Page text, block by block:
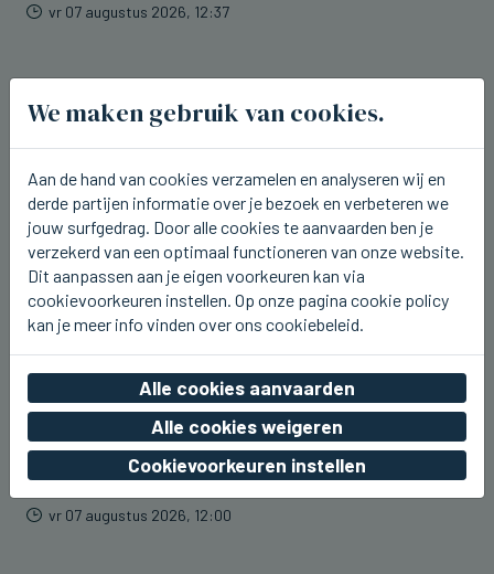
vr 07 augustus 2026, 12:37
BLANKENBERGE
Samson en Marie waren donderdag
te gast bij Radio 2 aan Zee in
Blankenberge
vr 07 augustus 2026, 12:00
We maken gebruik van cookies.
Aan de hand van cookies verzamelen en analyseren wij en
derde partijen informatie over je bezoek en verbeteren we
jouw surfgedrag. Door alle cookies te aanvaarden ben je
verzekerd van een optimaal functioneren van onze website.
Dit aanpassen aan je eigen voorkeuren kan via
cookievoorkeuren instellen. Op onze pagina cookie policy
kan je meer info vinden over ons cookiebeleid.
Alle cookies aanvaarden
Alle cookies weigeren
Cookievoorkeuren instellen